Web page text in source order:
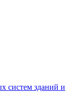
систем зданий и